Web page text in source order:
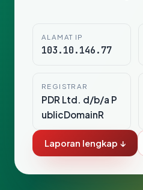
ALAMAT IP
103.10.146.77
REGISTRAR
PDR Ltd. d/b/a P
ublicDomainR
Laporan lengkap ↓